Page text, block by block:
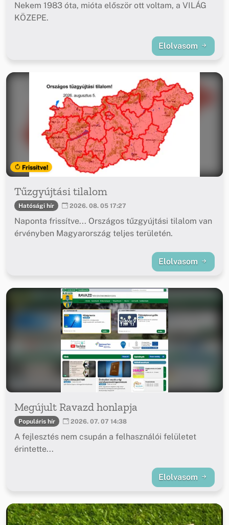
Nekem 1983 óta, mióta először ott voltam, a VILÁG
KÖZEPE.
Elolvasom
Frissítve!
Tűzgyújtási tilalom
Hatósági hír 2026. 08. 05 17:27
Naponta frissítve... Országos tűzgyújtási tilalom van
érvényben Magyarország teljes területén.
Elolvasom
Megújult Ravazd honlapja
Populáris hír 2026. 07. 07 14:38
A fejlesztés nem csupán a felhasználói felületet
érintette...
Elolvasom